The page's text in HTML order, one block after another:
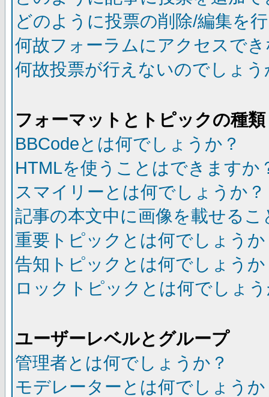
どのように投票の削除/編集を
何故フォーラムにアクセスで
何故投票が行えないのでしょう
フォーマットとトピックの種類
BBCodeとは何でしょうか？
HTMLを使うことはできますか
スマイリーとは何でしょうか？
記事の本文中に画像を載せる
重要トピックとは何でしょうか
告知トピックとは何でしょうか
ロックトピックとは何でしょ
ユーザーレベルとグループ
管理者とは何でしょうか？
モデレーターとは何でしょうか